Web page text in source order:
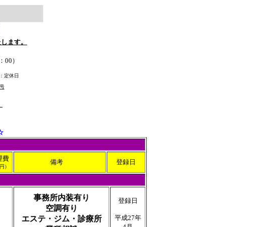
ます。
00）
定休日
費
）
備考 登録日
事務所内装有り
空調有り
エステ・ジム・診療所
登録日
平成27年